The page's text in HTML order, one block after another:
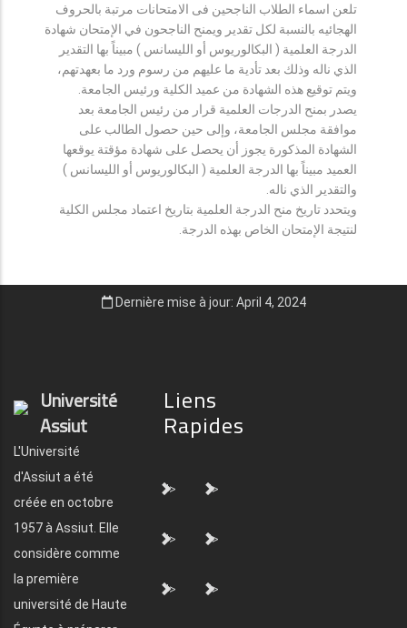
تلعن اسماء الطلاب الناجحين فى الامتحانات مرتبة بالحروف
الهجائيه بالنسبة لكل تقدير ويمنح الناجحون في الإمتحان شهادة
الدرجة العلمية ( البكالوريوس أو الليسانس ) مبيناً بها التقدير
الذي ناله وذلك بعد تأدية ما عليهم من رسوم ورد ما بعهدتهم،
ويتم توقيع هذه الشهادة من عميد الكلية ورئيس الجامعة.
يصدر بمنح الدرجات العلمية قرار من رئيس الجامعة بعد
موافقة مجلس الجامعة، وإلى حين حصول الطالب على
الشهادة المذكورة يجوز أن يحصل على شهادة مؤقتة يوقعها
العميد مبيناً بها الدرجة العلمية ( البكالوريوس أو الليسانس )
والتقدير الذي ناله.
ويتحدد تاريخ منح الدرجة العلمية بتاريخ اعتماد مجلس الكلية
لنتيجة الإمتحان الخاص بهذه الدرجة.
Dernière mise à jour: April 4, 2024
Université
Assiut
L'Université
d'Assiut a été
créée en octobre
1957 à Assiut. Elle
considère comme
la première
université de Haute
Liens
Rapides
"> ">
"> ">
"> ">